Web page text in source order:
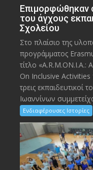
Eπιμορφώθηκαν
του άγχους
Σχολείου
Στο πλαίσιο της
προγράμματος
τίτλο
On Inclusive
τρεις
Ιωαννίνων
Ενδιαφέρουσες Ιστορίες